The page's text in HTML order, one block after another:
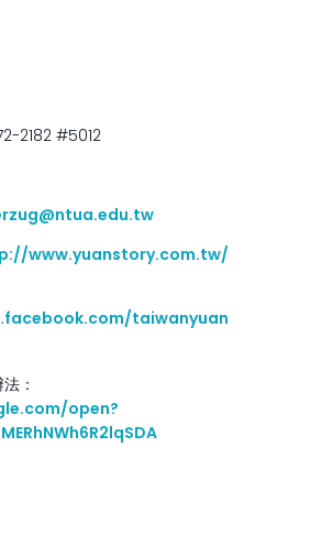
2182 #5012
www.yuanstory.com.tw/
taiwanyuan
：
open?